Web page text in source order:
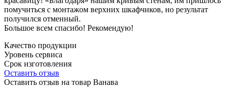
помучиться с монтажом верхних шкафчиков, но результат
получился отменный.
Большое всем спасибо! Рекомендую!
Качество продукции
Уровень сервиса
Срок изготовления
Оставить отзыв
Оставить отзыв на товар Ванава